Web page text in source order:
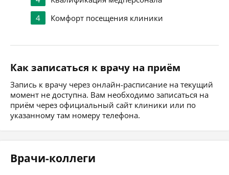
4
Комфорт посещения клиники
Как записаться к врачу на приём
Запись к врачу через онлайн-расписание на текущий
момент не доступна. Вам необходимо записаться на
приём через официальный сайт клиники или по
указанному там номеру телефона.
Врачи-коллеги